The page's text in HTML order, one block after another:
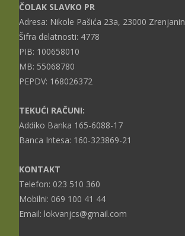
ČOLAK SLAVKO PR
Adresa: Nikole Pašića 23a, 23000 Zrenjanin
Šifra delatnosti: 4778
PIB: 100658010
MB: 55068780
PEPDV: 168026372
TEKUĆI RAČUNI:
Addiko Banka 165-6088-17
Banca Intesa: 160-323869-21
KONTAKT
Telefon: 023 510 360
Mobilni: 069 100 41 44
Email: lokvanjcs@gmail.com